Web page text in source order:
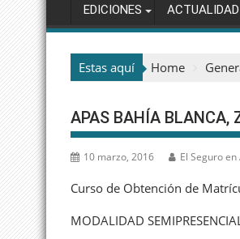
EDICIONES ACTUALIDAD
Estas aquí Home
APAS BAHÍA BLANCA,
10 marzo, 2016 El Seguro en
Curso de Obtención de
MODALIDAD